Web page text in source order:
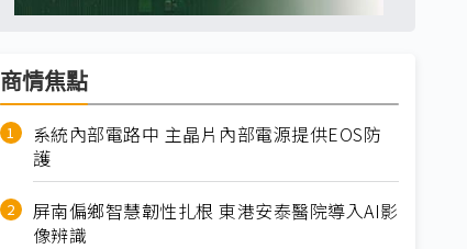
商情焦點
系統內部電路中 主晶片內部電源提供EOS防
護
屏南偏鄉智慧韌性扎根 東港安泰醫院導入AI影
像辨識